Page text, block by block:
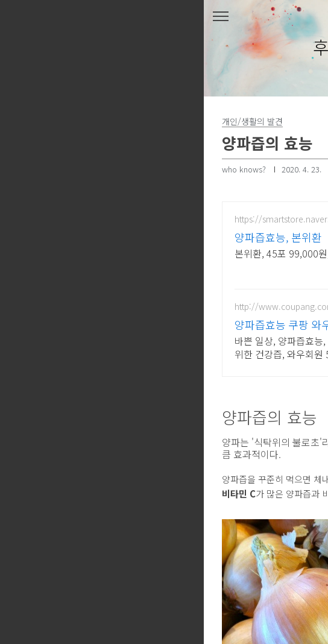
개인/생활의 발견
양파즙의 효능
who knows? 2020. 4. 23.
https://
양파즙효능, 본위환
본위환, 45포 99,000
http://
양파즙효능 쿠팡 와
바쁜 일상, 양파즙효능
위한 건강즙, 와우회
양파즙의 효능
양파는 '식탁위의 불로초'
큼 효과적이다.
양파즙을 꾸준히 먹으면 체
비타민 C가 많은 양파즙과